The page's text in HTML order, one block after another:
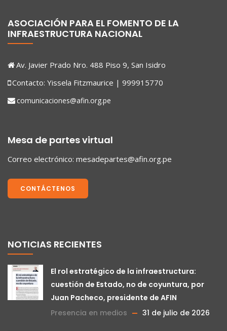
ASOCIACIÓN PARA EL FOMENTO DE LA
INFRAESTRUCTURA NACIONAL
Av. Javier Prado Nro. 488 Piso 9, San Isidro
Contacto: Yissela Fitzmaurice | 999915770
comunicaciones@afin.org.pe
Mesa de partes virtual
Correo electrónico: mesadepartes@afin.org.pe
CONTÁCTENOS
NOTICIAS RECIENTES
El rol estratégico de la infraestructura:
cuestión de Estado, no de coyuntura, por
Juan Pacheco, presidente de AFIN
Presencia en medios
31 de julio de 2026